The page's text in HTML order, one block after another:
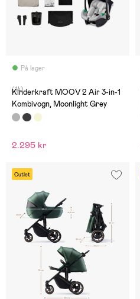
På lager
(14)
Kinderkraft MOOV 2 Air 3-in-1
Kombivogn, Moonlight Grey
2.295 kr
Outlet